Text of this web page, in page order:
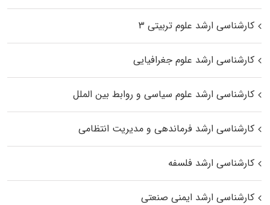
کارشناسی ارشد علوم تربیتی ۳
کارشناسی ارشد علوم جغرافیایی
کارشناسی ارشد علوم سیاسی و روابط بین الملل
کارشناسی ارشد فرماندهی و مدیریت انتظامی
کارشناسی ارشد فلسفه
کارشناسی ارشد ایمنی صنعتی